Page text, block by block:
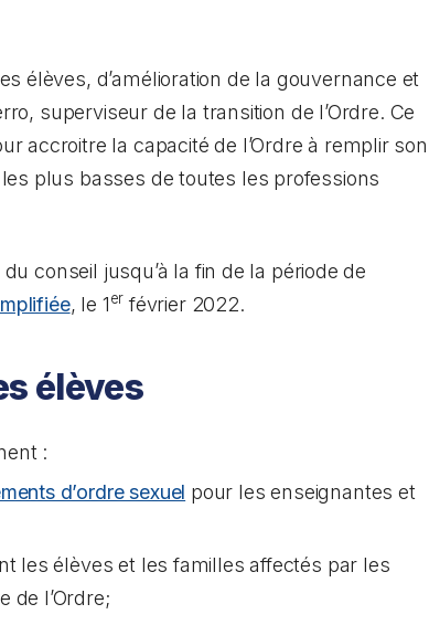
élèves, d’amélioration de la gouvernance et
superviseur de la transition de l’Ordre. Ce
accroitre la capacité de l’Ordre à remplir son
plus basses de toutes les professions
conseil jusqu’à la fin de la période de
, le 1er février 2022.
élèves
:
d’ordre sexuel pour les enseignantes et
les élèves et les familles affectés par les
de l’Ordre;